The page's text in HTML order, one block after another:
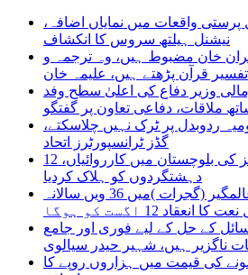
نسل پرستی واقعات میں نمایاں اضافہ،
نیشنل ہیلتھ سروس کا انکشاف
خان مضبوط ہیں، وہ ترجمہ و
تفسیر قرآن پڑھتے ہیں، علیمہ خان
وزیر دفاع کی اعلیٰ سطح وفد
ملاقات، دفاعی تعاون پر گفتگو
ردوبدل پر ٹرک نہیں چلاسکتے،
گڈز ٹرانسپورٹرز اتحاد
سکیورٹی فورسز کی بلوچستان میں کارروائیاں، 12
دہشتگردوں کو ہلاک کردیا
کھوہار تحصیل سرائے عالمگیر (گجرات )میں 36 ویں سالانہ
12 اگست کو ہوگا
کے حل کے لیے فوری اور جامع
ناگزیر ہیں، شہیر حیدر سیالوی
کی قیمت میں ہزاروں روپے کا